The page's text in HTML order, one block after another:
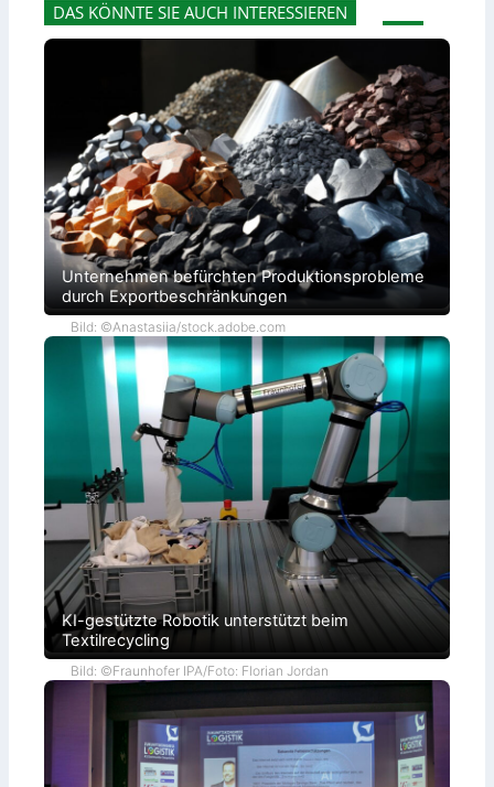
DAS KÖNNTE SIE AUCH INTERESSIEREN
Unternehmen befürchten Produktionsprobleme
durch Exportbeschränkungen
Bild: ©Anastasiia/stock.adobe.com
KI-gestützte Robotik unterstützt beim
Textilrecycling
Bild: ©Fraunhofer IPA/Foto: Florian Jordan